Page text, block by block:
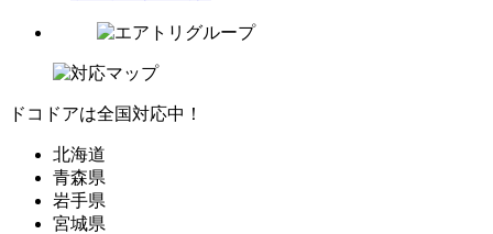
ドコドアは全国対応中！
北海道
青森県
岩手県
宮城県